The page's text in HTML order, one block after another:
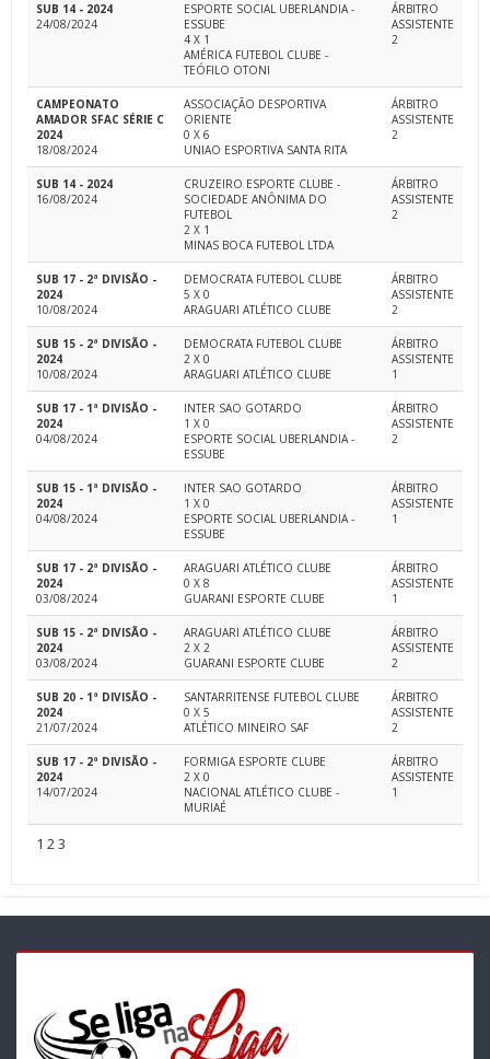
SUB 14 - 2024
24/08/2024
ESPORTE SOCIAL UBERLANDIA -
ESSUBE
4 X 1
AMÉRICA FUTEBOL CLUBE -
TEÓFILO OTONI
ÁRBITRO
ASSISTENTE
2
CAMPEONATO
AMADOR SFAC SÉRIE C
2024
18/08/2024
ASSOCIAÇÃO DESPORTIVA
ORIENTE
0 X 6
UNIAO ESPORTIVA SANTA RITA
ÁRBITRO
ASSISTENTE
2
SUB 14 - 2024
16/08/2024
CRUZEIRO ESPORTE CLUBE -
SOCIEDADE ANÔNIMA DO
FUTEBOL
2 X 1
MINAS BOCA FUTEBOL LTDA
ÁRBITRO
ASSISTENTE
2
SUB 17 - 2ª DIVISÃO -
2024
10/08/2024
DEMOCRATA FUTEBOL CLUBE
5 X 0
ARAGUARI ATLÉTICO CLUBE
ÁRBITRO
ASSISTENTE
2
SUB 15 - 2ª DIVISÃO -
2024
10/08/2024
DEMOCRATA FUTEBOL CLUBE
2 X 0
ARAGUARI ATLÉTICO CLUBE
ÁRBITRO
ASSISTENTE
1
SUB 17 - 1ª DIVISÃO -
2024
04/08/2024
INTER SAO GOTARDO
1 X 0
ESPORTE SOCIAL UBERLANDIA -
ESSUBE
ÁRBITRO
ASSISTENTE
2
SUB 15 - 1ª DIVISÃO -
2024
04/08/2024
INTER SAO GOTARDO
1 X 0
ESPORTE SOCIAL UBERLANDIA -
ESSUBE
ÁRBITRO
ASSISTENTE
1
SUB 17 - 2ª DIVISÃO -
2024
03/08/2024
ARAGUARI ATLÉTICO CLUBE
0 X 8
GUARANI ESPORTE CLUBE
ÁRBITRO
ASSISTENTE
1
SUB 15 - 2ª DIVISÃO -
2024
03/08/2024
ARAGUARI ATLÉTICO CLUBE
2 X 2
GUARANI ESPORTE CLUBE
ÁRBITRO
ASSISTENTE
2
SUB 20 - 1ª DIVISÃO -
2024
21/07/2024
SANTARRITENSE FUTEBOL CLUBE
0 X 5
ATLÉTICO MINEIRO SAF
ÁRBITRO
ASSISTENTE
2
SUB 17 - 2ª DIVISÃO -
2024
14/07/2024
FORMIGA ESPORTE CLUBE
2 X 0
NACIONAL ATLÉTICO CLUBE -
MURIAÉ
ÁRBITRO
ASSISTENTE
1
1 23